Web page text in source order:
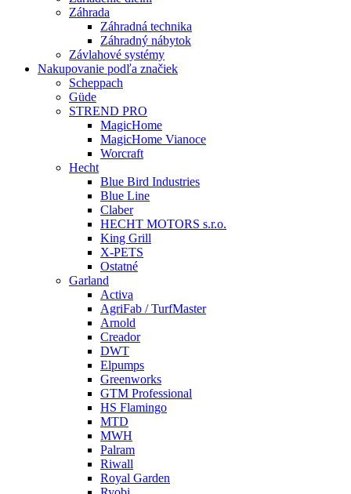
Záhrada
Záhradná technika
Záhradný nábytok
Závlahové systémy
Nakupovanie podľa značiek
Scheppach
Güde
STREND PRO
MagicHome
MagicHome Vianoce
Worcraft
Hecht
Blue Bird Industries
Blue Line
Claber
HECHT MOTORS s.r.o.
King Grill
X-PETS
Ostatné
Garland
Activa
AgriFab / TurfMaster
Arnold
Creador
DWT
Elpumps
Greenworks
GTM Professional
HS Flamingo
MTD
MWH
Palram
Riwall
Royal Garden